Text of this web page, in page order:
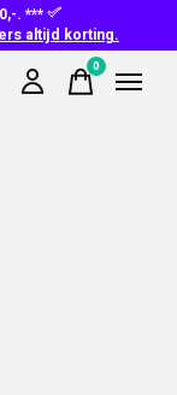
. ***
altijd korting.
0items